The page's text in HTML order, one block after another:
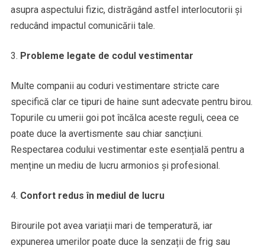
asupra aspectului fizic, distrăgând astfel interlocutorii și
reducând impactul comunicării tale.
Probleme legate de codul vestimentar
Multe companii au coduri vestimentare stricte care
specifică clar ce tipuri de haine sunt adecvate pentru birou.
Topurile cu umerii goi pot încălca aceste reguli, ceea ce
poate duce la avertismente sau chiar sancțiuni.
Respectarea codului vestimentar este esențială pentru a
menține un mediu de lucru armonios și profesional.
Confort redus în mediul de lucru
Birourile pot avea variații mari de temperatură, iar
expunerea umerilor poate duce la senzații de frig sau